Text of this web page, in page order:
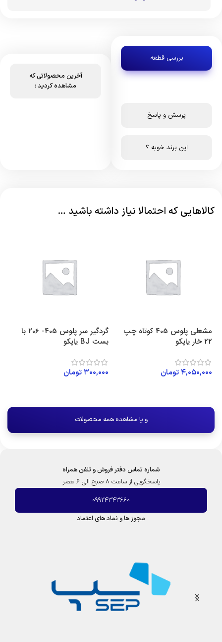
بررسی قطعه
پرسش و پاسخ
این برند خوبه ؟
آخرین محصولاتی که
مشاهده کردید :
کالاهایی که احتمالا نیاز داشته باشید …
مشعلی پلوس 405 کوتاه چپ
22 خار یاپکو
۴,۰۵۰,۰۰۰تومان
گردگیر سر پلوس 405- 206 با
بست BJ یاپکو
۳۰۰,۰۰۰تومان
و یا مشاهده همه محصولات
شماره تماس دفتر فروش و تلفن همراه
پاسخگویی از ساعت 8 صبح الی 6 عصر
09924343660
مجوز ها و نماد های اعتماد